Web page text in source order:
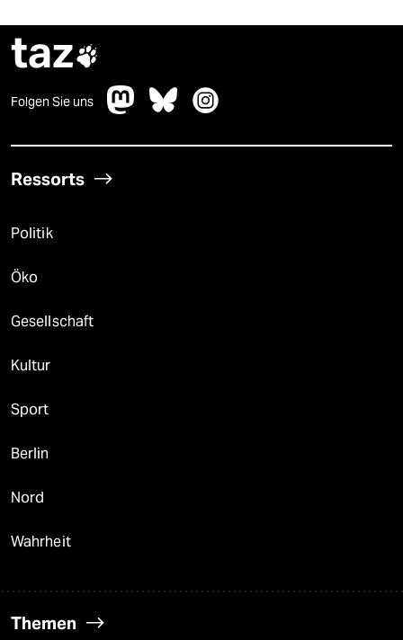
taz
Folgen Sie uns
Ressorts
Politik
Öko
Gesellschaft
Kultur
Sport
Berlin
Nord
Wahrheit
Themen